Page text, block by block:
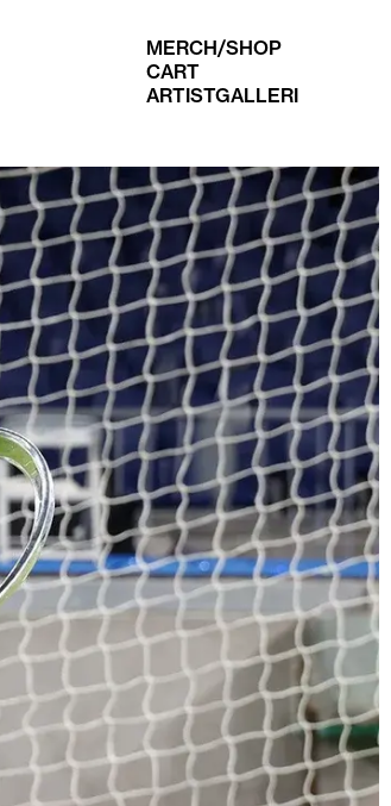
MERCH/SHOP
CART
ARTISTGALLERI